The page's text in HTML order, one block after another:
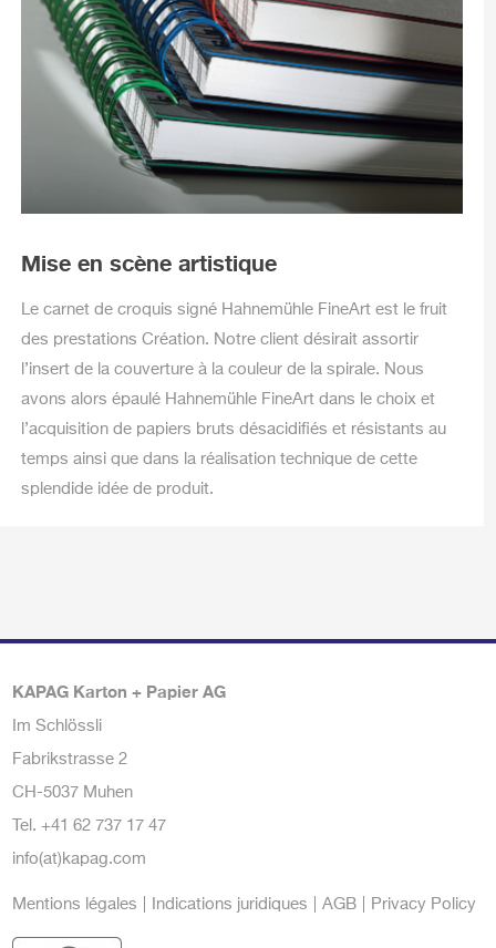
Mise en scène artistique
Le carnet de croquis signé Hahnemühle FineArt est le fruit
des prestations Création. Notre client désirait assortir
l’insert de la couverture à la couleur de la spirale. Nous
avons alors épaulé Hahnemühle FineArt dans le choix et
l’acquisition de papiers bruts désacidifiés et résistants au
temps ainsi que dans la réalisation technique de cette
splendide idée de produit.
KAPAG Karton + Papier AG
Im Schlössli
Fabrikstrasse 2
CH-5037 Muhen
Tel. +41 62 737 17 47
info(at)kapag.com
Mentions légales Indications juridiques AGB Privacy Policy